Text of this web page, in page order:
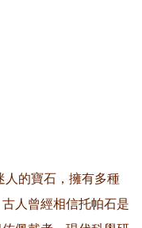
人的寶石，擁有多種
人曾經相信托帕石是